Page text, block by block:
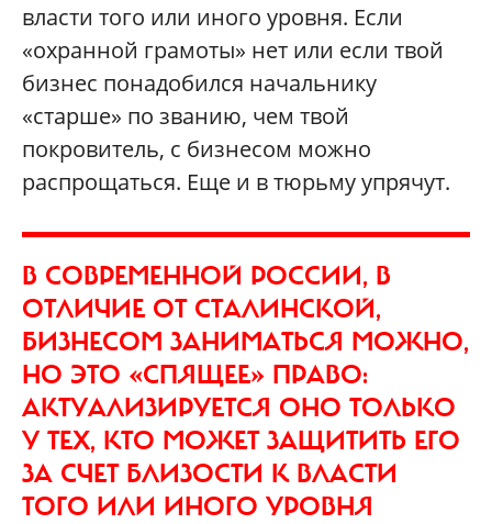
власти того или иного уровня. Если
«охранной грамоты» нет или если твой
бизнес понадобился начальнику
«старше» по званию, чем твой
покровитель, с бизнесом можно
распрощаться. Еще и в тюрьму упрячут.
В СОВРЕМЕННОЙ РОССИИ, В
ОТЛИЧИЕ ОТ СТАЛИНСКОЙ,
БИЗНЕСОМ ЗАНИМАТЬСЯ МОЖНО,
НО ЭТО «СПЯЩЕЕ» ПРАВО:
АКТУАЛИЗИРУЕТСЯ ОНО ТОЛЬКО
У ТЕХ, КТО МОЖЕТ ЗАЩИТИТЬ ЕГО
ЗА СЧЕТ БЛИЗОСТИ К ВЛАСТИ
ТОГО ИЛИ ИНОГО УРОВНЯ